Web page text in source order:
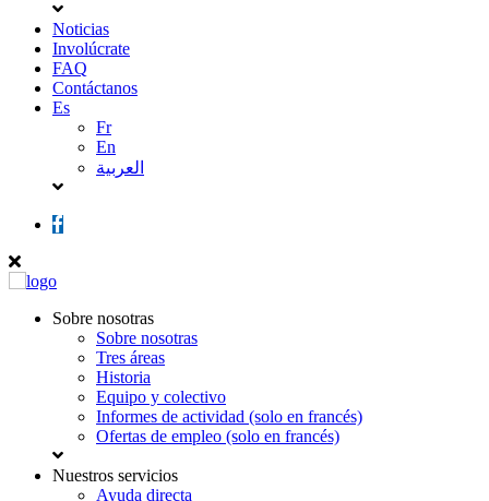
Noticias
Involúcrate
FAQ
Contáctanos
Es
Fr
En
العربية
Sobre nosotras
Sobre nosotras
Tres áreas
Historia
Equipo y colectivo
Informes de actividad (solo en francés)
Ofertas de empleo (solo en francés)
Nuestros servicios
Ayuda directa